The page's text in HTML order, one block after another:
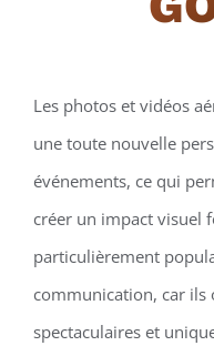
Les photos et vidéos
une toute nouvelle
événements, ce qui
créer un impact visuel
particulièrement
communication, car ils
spectaculaires et